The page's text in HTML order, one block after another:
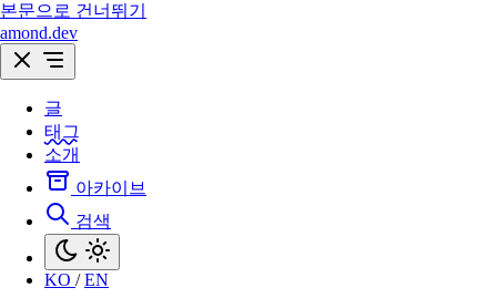
본문으로 건너뛰기
amond.dev
글
태그
소개
아카이브
검색
KO / EN